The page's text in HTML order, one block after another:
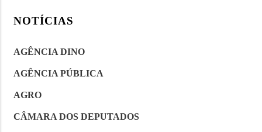
NOTÍCIAS
AGÊNCIA DINO
AGÊNCIA PÚBLICA
AGRO
CÂMARA DOS DEPUTADOS